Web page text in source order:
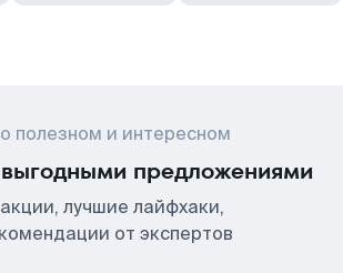
полезном и интересном
предложениями
лучшие лайфхаки,
от экспертов